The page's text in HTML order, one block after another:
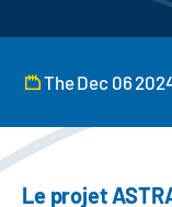
The Dec 06
Le projet